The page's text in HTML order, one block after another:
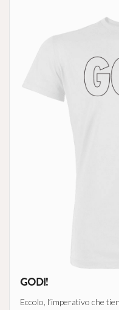
GODI!
Eccolo, l’imperativo che